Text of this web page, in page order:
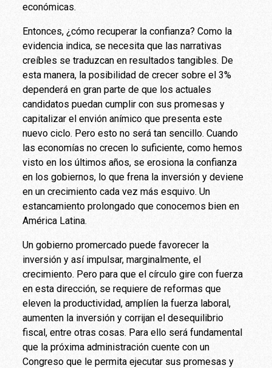
económicas.
Entonces, ¿cómo recuperar la confianza? Como la
evidencia indica, se necesita que las narrativas
creíbles se traduzcan en resultados tangibles. De
esta manera, la posibilidad de crecer sobre el 3%
dependerá en gran parte de que los actuales
candidatos puedan cumplir con sus promesas y
capitalizar el envión anímico que presenta este
nuevo ciclo. Pero esto no será tan sencillo. Cuando
las economías no crecen lo suficiente, como hemos
visto en los últimos años, se erosiona la confianza
en los gobiernos, lo que frena la inversión y deviene
en un crecimiento cada vez más esquivo. Un
estancamiento prolongado que conocemos bien en
América Latina.
Un gobierno promercado puede favorecer la
inversión y así impulsar, marginalmente, el
crecimiento. Pero para que el círculo gire con fuerza
en esta dirección, se requiere de reformas que
eleven la productividad, amplíen la fuerza laboral,
aumenten la inversión y corrijan el desequilibrio
fiscal, entre otras cosas. Para ello será fundamental
que la próxima administración cuente con un
Congreso que le permita ejecutar sus promesas y